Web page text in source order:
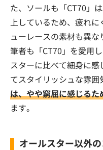
た、ソールも「CT70」
上しているため、疲れ
ューレースの素材も異
筆者も「CT70」を愛用
スターに比べて細身に
てスタイリッシュな雰囲
は、やや窮屈に感じるた
ます。
オールスター以外